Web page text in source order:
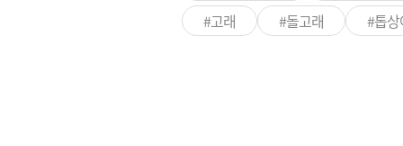
#고래
#돌고래 #톱상